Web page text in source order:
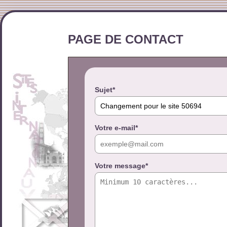
PAGE DE CONTACT
Sujet*
Votre e-mail*
Votre message*